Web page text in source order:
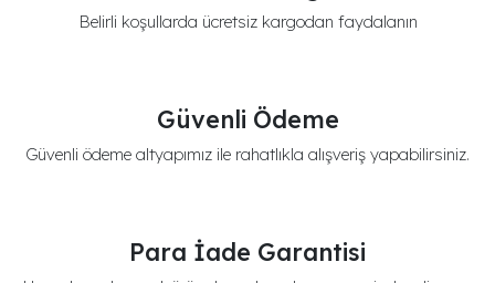
Belirli koşullarda ücretsiz kargodan faydalanın
Güvenli Ödeme
Güvenli ödeme altyapımız ile rahatlıkla alışveriş yapabilirsiniz.
Para İade Garantisi